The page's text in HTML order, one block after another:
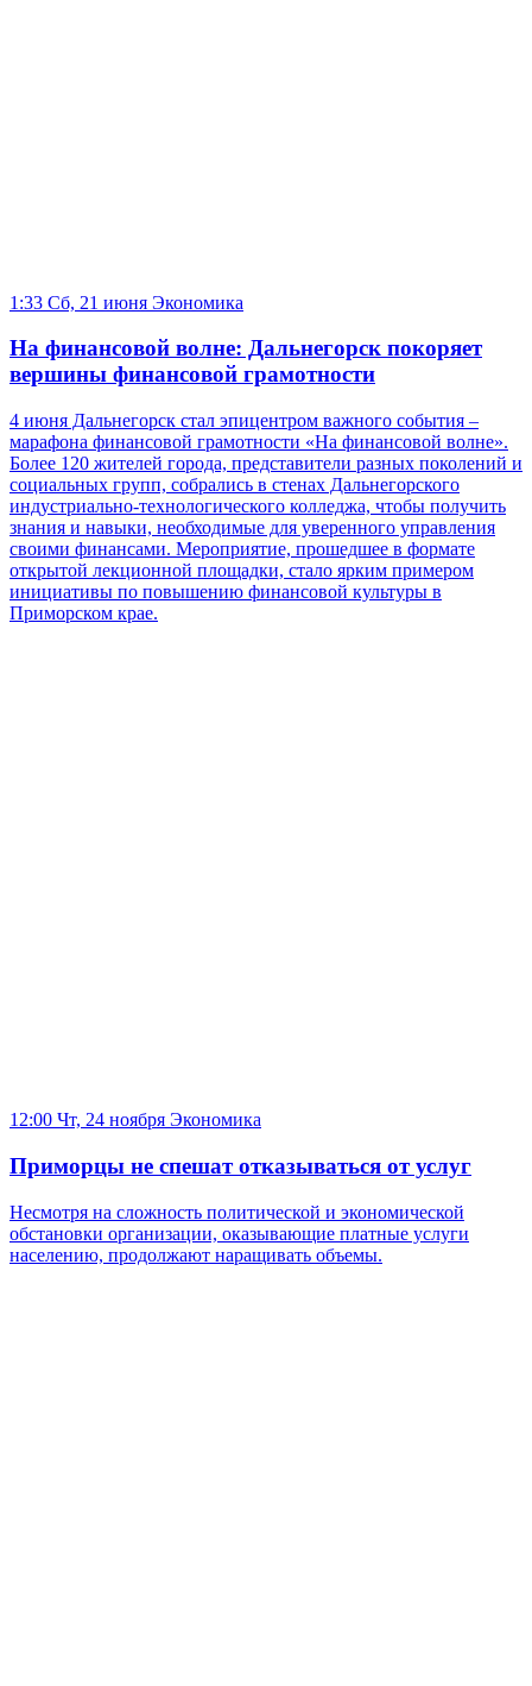
1:33 Сб, 21 июня Экономика
На финансовой волне: Дальнегорск покоряет
вершины финансовой грамотности
4 июня Дальнегорск стал эпицентром важного события –
марафона финансовой грамотности «На финансовой волне».
Более 120 жителей города, представители разных поколений и
социальных групп, собрались в стенах Дальнегорского
индустриально-технологического колледжа, чтобы получить
знания и навыки, необходимые для уверенного управления
своими финансами. Мероприятие, прошедшее в формате
открытой лекционной площадки, стало ярким примером
инициативы по повышению финансовой культуры в
Приморском крае.
12:00 Чт, 24 ноября Экономика
Приморцы не спешат отказываться от услуг
Несмотря на сложность политической и экономической
обстановки организации, оказывающие платные услуги
населению, продолжают наращивать объемы.